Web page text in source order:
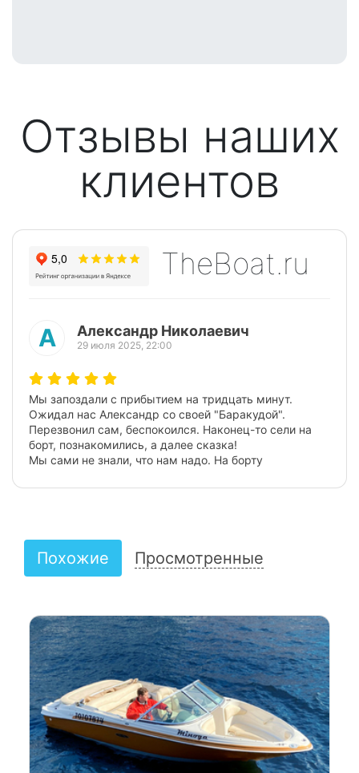
Отзывы наших
клиентов
TheBoat.ru
А Александр Николаевич
29 июля 2025, 22:00
Мы запоздали с прибытием на тридцать минут.
Ожидал нас Александр со своей "Баракудой".
Перезвонил сам, беспокоился. Наконец-то сели на
борт, познакомились, а далее сказка!
Мы сами не знали, что нам надо. На борту
страждущих. Не забывайте, что экскурсионные
Отмечали день рождения супруги. Никаких
нареканий. Довольны все!!!
Предыдущий
Похожие Просмотренные